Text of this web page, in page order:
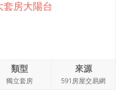
套房大陽台
類型
獨立套房
來源
591房屋交易網